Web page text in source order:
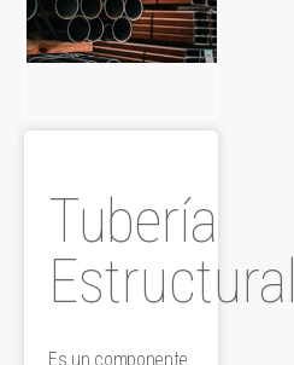
Tubería
Estructural
Es un componente